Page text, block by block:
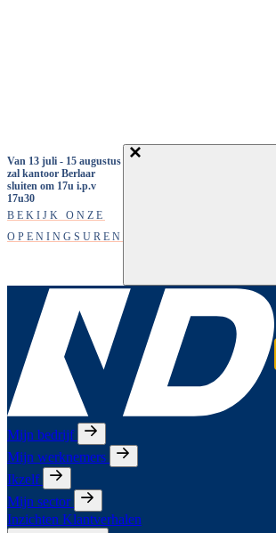
Van 13 juli - 15 augustus
zal kantoor Berlaar
sluiten om 17u i.p.v
17u30
BEKIJK ONZE
OPENINGSUREN
Mijn bedrijf
Mijn werknemers
Ikzelf
Mijn sector
Inzichten Klantverhalen